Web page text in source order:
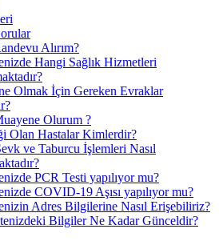
Alırım?
Hangi Sağlık Hizmetleri
Olmak İçin Gereken Evraklar
Olurum ?
Olan Hastalar Kimlerdir?
ve Taburcu İşlemleri Nasıl
PCR Testi yapılıyor mu?
COVID-19 Aşısı yapılıyor mu?
Adres Bilgilerine Nasıl Erişebiliriz?
Bilgiler Ne Kadar Günceldir?